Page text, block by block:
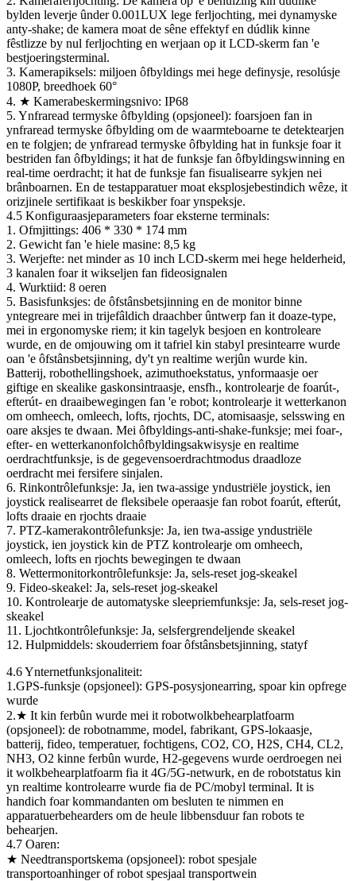
bylden leverje ûnder 0.001LUX lege ferljochting, mei dynamyske
anty-shake; de ​​kamera moat de sêne effektyf en dúdlik kinne
fêstlizze by nul ferljochting en werjaan op it LCD-skerm fan 'e
bestjoeringsterminal.
3. Kamerapiksels: miljoen ôfbyldings mei hege definysje, resolúsje
1080P, breedhoek 60°
4. ★ Kamerabeskermingsnivo: IP68
5. Ynfraread termyske ôfbylding (opsjoneel): foarsjoen fan in
ynfraread termyske ôfbylding om de waarmteboarne te detektearjen
en te folgjen; de ynfraread termyske ôfbylding hat in funksje foar it
bestriden fan ôfbyldings; it hat de funksje fan ôfbyldingswinning en
real-time oerdracht; it hat de funksje fan fisualisearre sykjen nei
brânboarnen. En de testapparatuer moat eksplosjebestindich wêze, it
orizjinele sertifikaat is beskikber foar ynspeksje.
4.5 Konfiguraasjeparameters foar eksterne terminals:
1. Ofmjittings: 406 * 330 * 174 mm
2. Gewicht fan 'e hiele masine: 8,5 kg
3. Werjefte: net minder as 10 inch LCD-skerm mei hege helderheid,
3 kanalen foar it wikseljen fan fideosignalen
4. Wurktiid: 8 oeren
5. Basisfunksjes: de ôfstânsbetsjinning en de monitor binne
yntegreare mei in trijefâldich draachber ûntwerp fan it doaze-type,
mei in ergonomyske riem; it kin tagelyk besjoen en kontroleare
wurde, en de omjouwing om it tafriel kin stabyl presintearre wurde
oan 'e ôfstânsbetsjinning, dy't yn realtime werjûn wurde kin.
Batterij, robothellingshoek, azimuthoekstatus, ynformaasje oer
giftige en skealike gaskonsintraasje, ensfh., kontrolearje de foarút-,
efterút- en draaibewegingen fan 'e robot; kontrolearje it wetterkanon
om omheech, omleech, lofts, rjochts, DC, atomisaasje, selsswing en
oare aksjes te dwaan. Mei ôfbyldings-anti-shake-funksje; mei foar-,
efter- en wetterkanonfolchôfbyldingsakwisysje en realtime
oerdrachtfunksje, is de gegevensoerdrachtmodus draadloze
oerdracht mei fersifere sinjalen.
6. Rinkontrôlefunksje: Ja, ien twa-assige yndustriële joystick, ien
joystick realisearret de fleksibele operaasje fan robot foarút, efterút,
lofts draaie en rjochts draaie
7. PTZ-kamerakontrôlefunksje: Ja, ien twa-assige yndustriële
joystick, ien joystick kin de PTZ kontrolearje om omheech,
omleech, lofts en rjochts bewegingen te dwaan
8. Wettermonitorkontrôlefunksje: Ja, sels-reset jog-skeakel
9. Fideo-skeakel: Ja, sels-reset jog-skeakel
10. Kontrolearje de automatyske sleepriemfunksje: Ja, sels-reset jog-
skeakel
11. Ljochtkontrôlefunksje: Ja, selsfergrendeljende skeakel
12. Hulpmiddels: skouderriem foar ôfstânsbetsjinning, statyf
4.6 Ynternetfunksjonaliteit:
1.GPS-funksje (opsjoneel): GPS-posysjonearring, spoar kin opfrege
wurde
2.★ It kin ferbûn wurde mei it robotwolkbehearplatfoarm
(opsjoneel): de robotnamme, model, fabrikant, GPS-lokaasje,
batterij, fideo, temperatuer, fochtigens, CO2, CO, H2S, CH4, CL2,
NH3, O2 kinne ferbûn wurde, H2-gegevens wurde oerdroegen nei
it wolkbehearplatfoarm fia it 4G/5G-netwurk, en de robotstatus kin
yn realtime kontrolearre wurde fia de PC/mobyl terminal. It is
handich foar kommandanten om besluten te nimmen en
apparatuerbehearders om de heule libbensduur fan robots te
behearjen.
4.7 Oaren:
★ Needtransportskema (opsjoneel): robot spesjale
transportoanhinger of robot spesjaal transportwein